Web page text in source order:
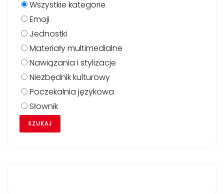
Wszystkie kategorie
Emoji
Jednostki
Materiały multimedialne
Nawiązania i stylizacje
Niezbędnik kulturowy
Poczekalnia językowa
Słownik